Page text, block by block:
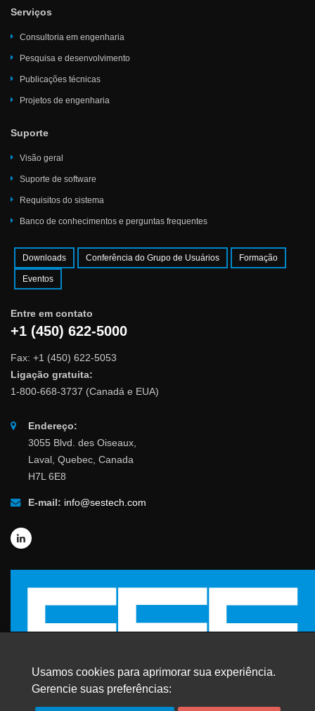
Serviços
Consultoria em engenharia
Pesquisa e desenvolvimento
Publicações técnicas
Projetos de engenharia
Suporte
Visão geral
Suporte de software
Requisitos do sistema
Banco de conhecimentos e perguntas frequentes
Downloads Conferência do Grupo de Usuários Formação
Eventos
Entre em contato
+1 (450) 622-5000
Fax: +1 (450) 622-5053
Ligação gratuita:
1-800-668-3737 (Canadá e EUA)
Endereço:
3055 Blvd. des Oiseaux,
Laval, Quebec, Canada
H7L 6E8
E-mail: info@sestech.com
Usamos cookies para aprimorar sua experiência.
Gerencie suas preferências: